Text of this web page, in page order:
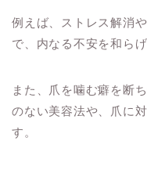
例えば、ストレス解消
で、内なる不安を和ら
また、爪を噛む癖を断
のない美容法や、爪に
す。